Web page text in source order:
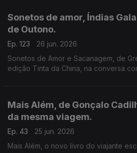
Conceição Evaristo, Milton Hatoum e
Sonetos de amor, Índias
de Outono.
Ep. 123
26 jun. 2026
Sonetos de Amor e Sacanagem, de
edição Tinta da China, na conversa
Mais Além, de Gonçalo
da mesma viagem.
Ep. 43
25 jun. 2026
Mais Além, o novo livro do viajante